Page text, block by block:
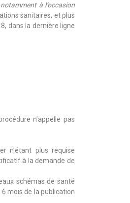
à l’occasion
sanitaires, et plus
dans la dernière ligne
n’appelle pas
n’étant plus requise
à la demande de
schémas de santé
mois de la publication